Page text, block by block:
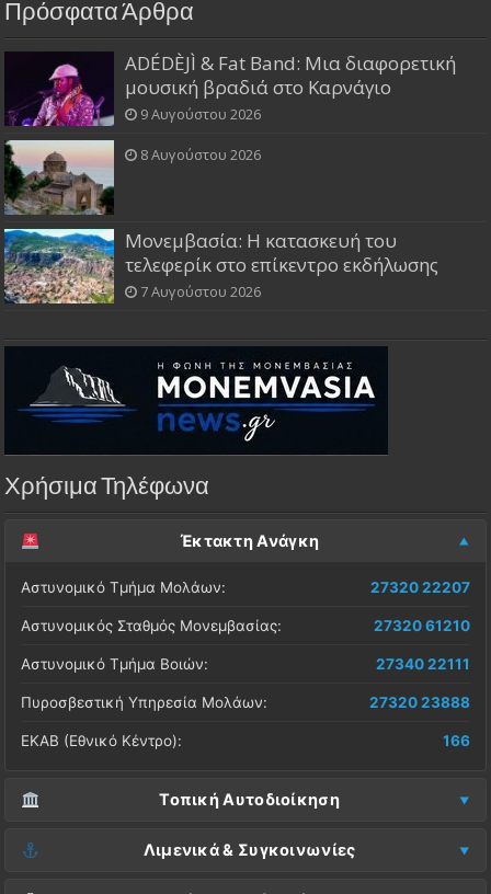
Πρόσφατα Άρθρα
ADÉDÈJÌ & Fat Band: Μια διαφορετική
μουσική βραδιά στο Καρνάγιο
9 Αυγούστου 2026
8 Αυγούστου 2026
Μονεμβασία: Η κατασκευή του
τελεφερίκ στο επίκεντρο εκδήλωσης
7 Αυγούστου 2026
Χρήσιμα Τηλέφωνα
Έκτακτη Ανάγκη
Αστυνομικό Τμήμα Μολάων: 27320 22207
Αστυνομικός Σταθμός Μονεμβασίας: 27320 61210
Αστυνομικό Τμήμα Βοιών: 27340 22111
Πυροσβεστική Υπηρεσία Μολάων: 27320 23888
ΕΚΑΒ (Εθνικό Κέντρο): 166
Τοπική Αυτοδιοίκηση
Δήμος Μονεμβασίας (Έδρα):
Λιμενικά & Συγκοινωνίες
Λιμεναρχείο Μονεμβασίας: